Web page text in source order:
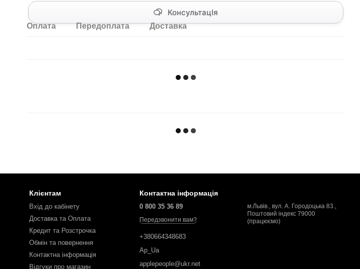
КонсультацІя
Оплата Передоплата Доставка
Клієнтам
Вхід до кабінету
Доставка та Оплата
Кредит та Розстрочка
Обмін та повернення
Контактна інформація
Відгуки про магазин
Контактна інформація
0 800 35 36 89
Передзвонити вам?
+380664348683
Ap_Ua
applepeople@ukr.net
м.Львів., вул. А. Городоцька 83.,
Поштовий індекс 79000
(працюємо)